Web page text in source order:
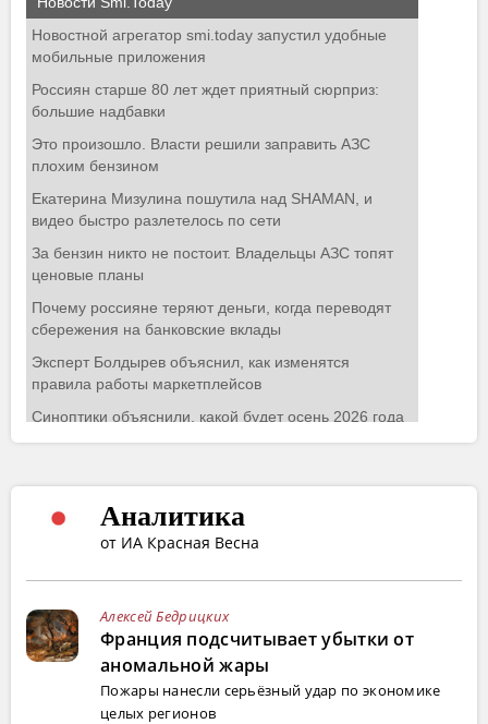
Аналитика
от ИА Красная Весна
Алексей Бедрицких
Франция подсчитывает убытки от
аномальной жары
Пожары нанесли серьёзный удар по экономике
целых регионов